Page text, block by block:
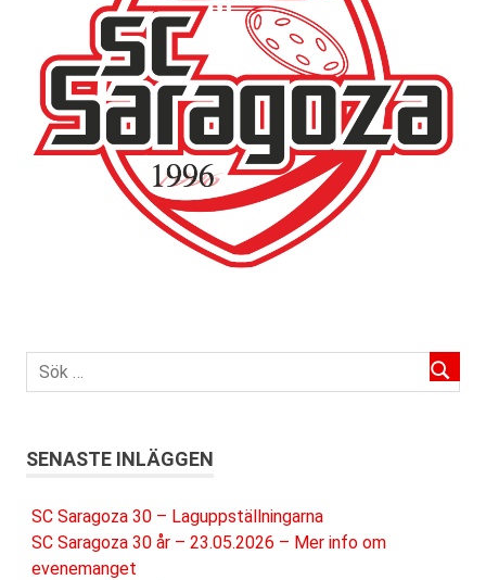
SENASTE INLÄGGEN
SC Saragoza 30 – Laguppställningarna
SC Saragoza 30 år – 23.05.2026 – Mer info om
evenemanget